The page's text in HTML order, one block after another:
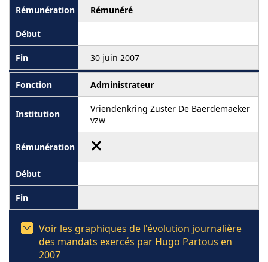
Rémunéré
30 juin 2007
Administrateur
Vriendenkring Zuster De Baerdemaeker
vzw
Voir les graphiques de l'évolution journalière
des mandats exercés par Hugo Partous en
2007